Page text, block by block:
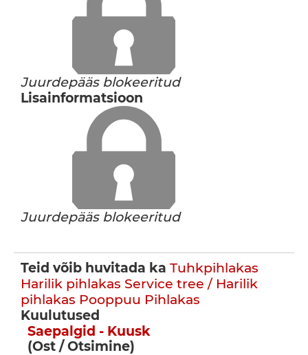
Juurdepääs blokeeritud
Lisainformatsioon
Juurdepääs blokeeritud
Teid võib huvitada ka Tuhkpihlakas
Harilik pihlakas Service tree / Harilik
pihlakas Pooppuu Pihlakas
Kuulutused
Saepalgid - Kuusk
(Ost / Otsimine)